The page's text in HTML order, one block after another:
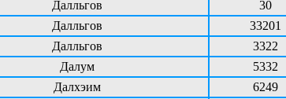
Далльгов
30
Далльгов
33201
Далльгов
3322
Далум
5332
Далхэим
6249